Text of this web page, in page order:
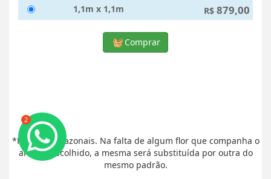
2
1,1m x 1,1m
R$ 879,00
Comprar
*Flores são sazonais. Na falta de algum flor que companha o
arranjo escolhido, a mesma será substituída por outra do
mesmo padrão.